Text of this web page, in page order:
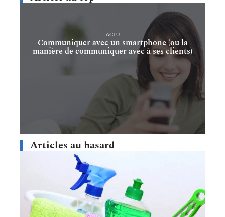
ACTU
Communiquer avec un smartphone (ou la
manière de communiquer avec à ses clients)
Articles au hasard